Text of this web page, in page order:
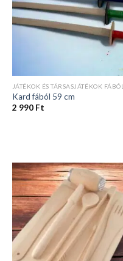
JÁTÉKOK ÉS TÁRSASJÁTÉKOK FÁBÓL
Kard fából 59 cm
2 990 Ft